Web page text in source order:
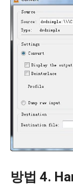
방법 4.